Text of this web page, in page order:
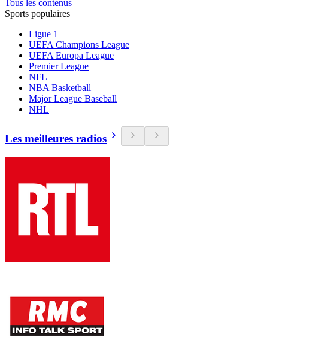
Tous les contenus
Sports populaires
Ligue 1
UEFA Champions League
UEFA Europa League
Premier League
NFL
NBA Basketball
Major League Baseball
NHL
Les meilleures radios